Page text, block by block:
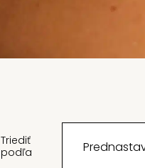
Triediť
podľa